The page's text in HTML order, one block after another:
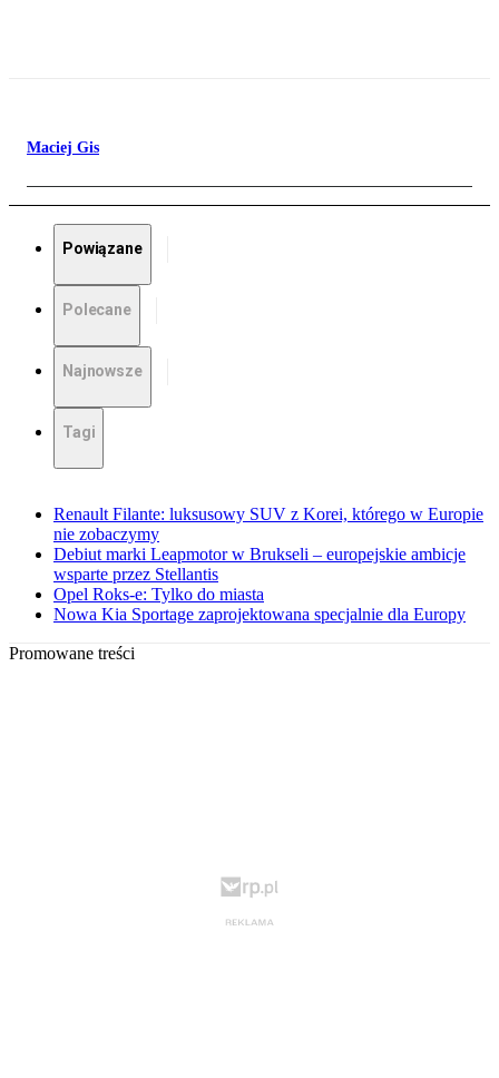
Maciej Gis
Powiązane
Polecane
Najnowsze
Tagi
Renault Filante: luksusowy SUV z Korei, którego w Europie
nie zobaczymy
Debiut marki Leapmotor w Brukseli – europejskie ambicje
wsparte przez Stellantis
Opel Roks-e: Tylko do miasta
Nowa Kia Sportage zaprojektowana specjalnie dla Europy
Promowane treści